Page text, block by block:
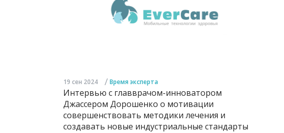
19 сен 2024 / Время эксперта
Интервью с главврачом-инноватором
Джассером Дорошенко о мотивации
совершенствовать методики лечения и
создавать новые индустриальные стандарты